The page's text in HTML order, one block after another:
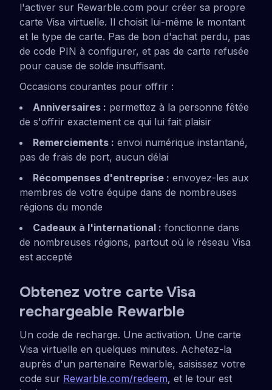
l'activer sur Rewarble.com pour créer sa propre
carte Visa virtuelle. Il choisit lui-même le montant
et le type de carte. Pas de bon d'achat perdu, pas
de code PIN à configurer, et pas de carte refusée
pour cause de solde insuffisant.
Occasions courantes pour offrir :
Anniversaires : permettez à la personne fêtée
de s'offrir exactement ce qui lui fait plaisir
Remerciements : envoi numérique instantané,
pas de frais de port, aucun délai
Récompenses d'entreprise : envoyez-les aux
membres de votre équipe dans de nombreuses
régions du monde
Cadeaux à l'international : fonctionne dans
de nombreuses régions, partout où le réseau Visa
est accepté
Obtenez votre carte Visa
rechargeable Rewarble
Un code de recharge. Une activation. Une carte
Visa virtuelle en quelques minutes. Achetez-la
auprès d'un partenaire Rewarble, saisissez votre
code sur Rewarble.com/redeem, et le tour est